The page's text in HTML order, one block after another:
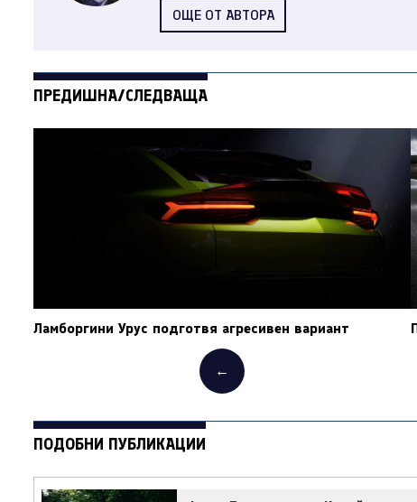
ОЩЕ ОТ АВТОРА
ПРЕДИШНА/СЛЕДВАЩА
Ламборгини Урус подготвя агресивен вариант
←
ПОДОБНИ ПУБЛИКАЦИИ